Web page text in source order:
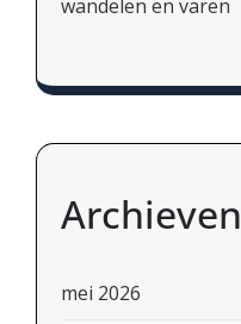
wandelen en varen
Archieven
mei 2026